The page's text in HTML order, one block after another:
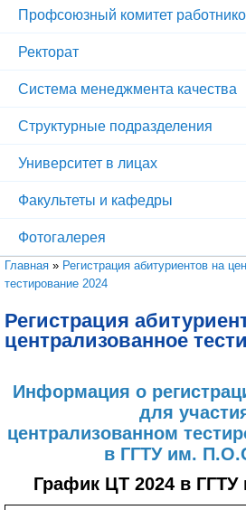
Профсоюзный комитет
Ректорат
Система менеджмента качества
Структурные подразделения
Университет в лицах
Факультеты и кафедры
Фотогалерея
Вы здесь
Главная » Регистрация абитуриентов на
тестирование 2024
Регистрация
централизованное
Информация о
для
централизованном
в ГГТУ им.
График ЦТ 2024 в